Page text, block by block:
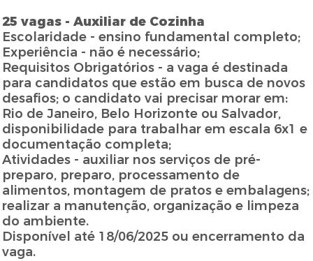
25 vagas - Auxiliar de Cozinha
Escolaridade - ensino fundamental completo;
Experiência - não é necessário;
Requisitos Obrigatórios - a vaga é destinada
para candidatos que estão em busca de novos
desafios; o candidato vai precisar morar em:
Rio de Janeiro, Belo Horizonte ou Salvador,
disponibilidade para trabalhar em escala 6x1 e
documentação completa;
Atividades - auxiliar nos serviços de pré-
preparo, preparo, processamento de
alimentos, montagem de pratos e embalagens;
realizar a manutenção, organização e limpeza
do ambiente.
Disponível até 18/06/2025 ou encerramento da
vaga.